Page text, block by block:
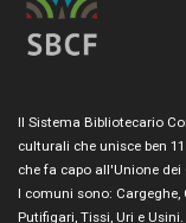
Il Sistema Bibliotecario
culturali che unisce ben
che fa capo all'Unione
I comuni sono: Cargeghe,
Putifigari, Tissi, Uri e Usini.